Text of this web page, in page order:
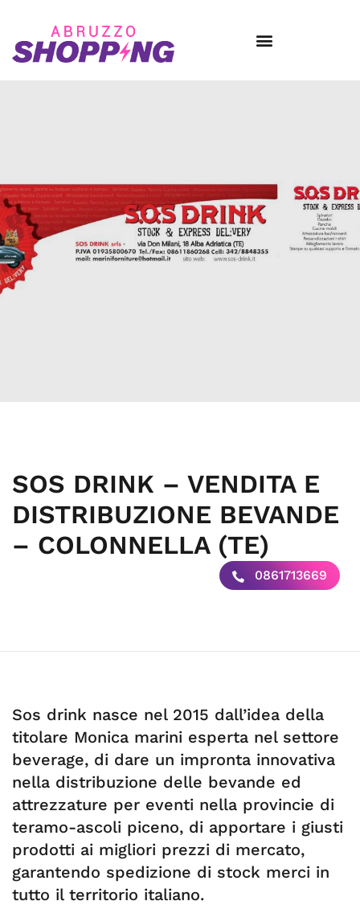
SOS DRINK – VENDITA E
DISTRIBUZIONE BEVANDE
– COLONNELLA (TE)
0861713669
Sos drink nasce nel 2015 dall’idea della
titolare Monica marini esperta nel settore
beverage, di dare un impronta innovativa
nella distribuzione delle bevande ed
attrezzature per eventi nella provincie di
teramo-ascoli piceno, di apportare i giusti
prodotti ai migliori prezzi di mercato,
garantendo spedizione di stock merci in
tutto il territorio italiano.